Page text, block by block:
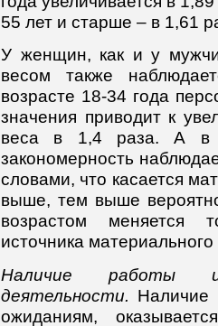
55 лет и старше – в 1,61
У женщин, как и у
весом также
возрасте 18-34 года
значения приводит к
веса в 1,4 раза. А в
закономерность
словами, что касается
выше, тем выше
возрастом меняется
источника
Наличие работы и
деятельности. Наличие
ожиданиям,